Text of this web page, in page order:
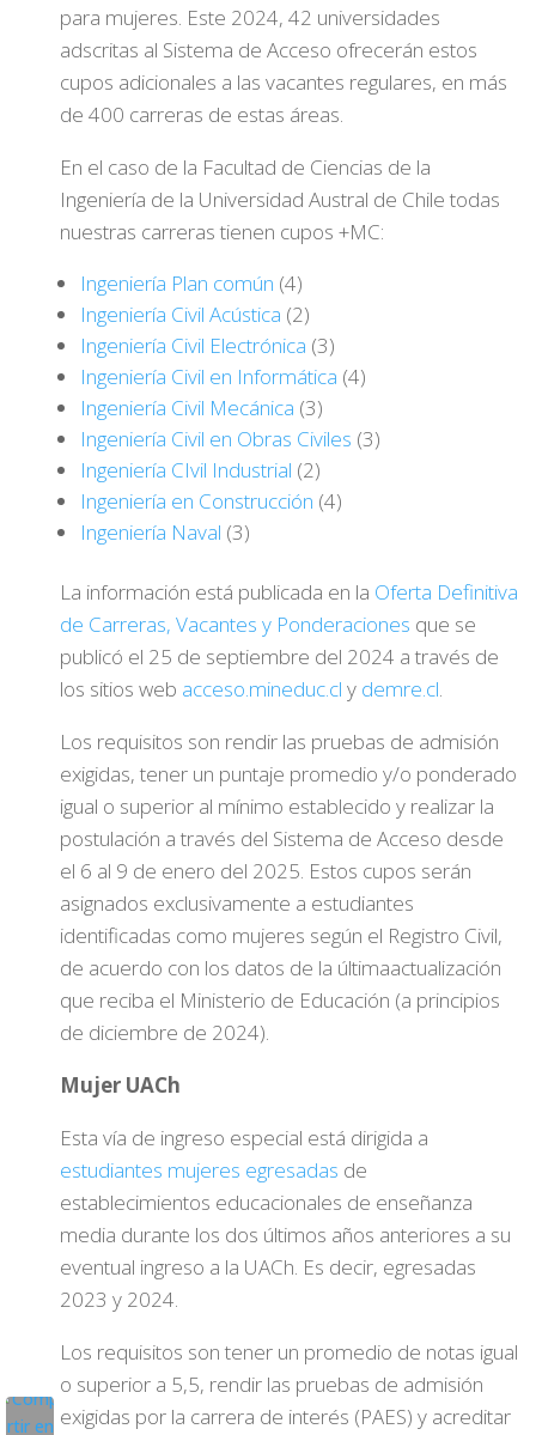
para mujeres. Este 2024, 42 universidades
adscritas al Sistema de Acceso ofrecerán estos
cupos adicionales a las vacantes regulares, en más
de 400 carreras de estas áreas.
En el caso de la Facultad de Ciencias de la
Ingeniería de la Universidad Austral de Chile todas
nuestras carreras tienen cupos +MC:
Ingeniería Plan común (4)
Ingeniería Civil Acústica (2)
Ingeniería Civil Electrónica (3)
Ingeniería Civil en Informática (4)
Ingeniería Civil Mecánica (3)
Ingeniería Civil en Obras Civiles (3)
Ingeniería CIvil Industrial (2)
Ingeniería en Construcción (4)
Ingeniería Naval (3)
La información está publicada en la Oferta Definitiva
de Carreras, Vacantes y Ponderaciones que se
publicó el 25 de septiembre del 2024 a través de
los sitios web acceso.mineduc.cl y demre.cl.
Los requisitos son rendir las pruebas de admisión
exigidas, tener un puntaje promedio y/o ponderado
igual o superior al mínimo establecido y realizar la
postulación a través del Sistema de Acceso desde
el 6 al 9 de enero del 2025. Estos cupos serán
asignados exclusivamente a estudiantes
identificadas como mujeres según el Registro Civil,
de acuerdo con los datos de la últimaactualización
que reciba el Ministerio de Educación (a principios
de diciembre de 2024).
Mujer UACh
Esta vía de ingreso especial está dirigida a
estudiantes mujeres egresadas de
establecimientos educacionales de enseñanza
media durante los dos últimos años anteriores a su
eventual ingreso a la UACh. Es decir, egresadas
2023 y 2024.
Los requisitos son tener un promedio de notas igual
o superior a 5,5, rendir las pruebas de admisión
exigidas por la carrera de interés (PAES) y acreditar